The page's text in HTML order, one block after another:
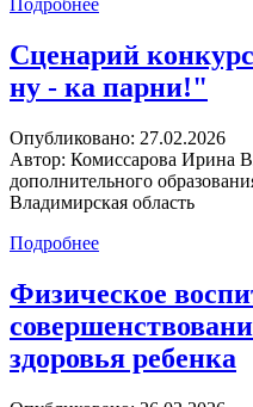
Подробнее
Сценарий
ну - ка парни!"
Опубликовано: 27.02.2026
Автор: Комиссарова Ирина
дополнительного
Владимирская область
Подробнее
Физическое
здоровья ребенка